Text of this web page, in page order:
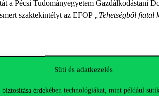
Süti és adatkezelés
érdekében technológiákat, mint például
a Pécsi Tudományegyetem Gazdálkodástani
szaktekintélyt az EFOP
„Tehetségből fiatal